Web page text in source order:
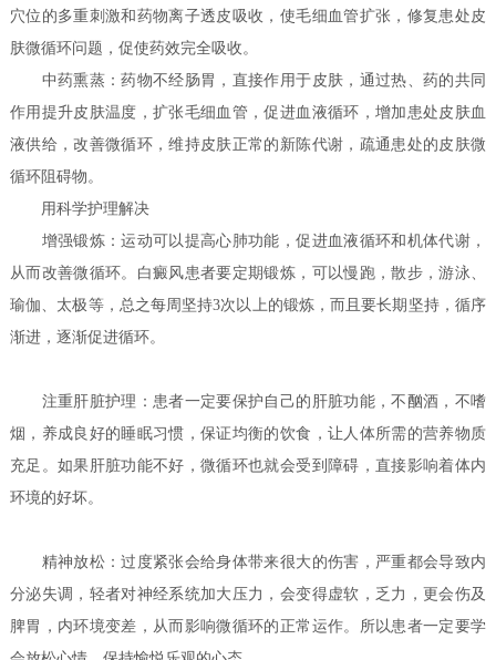
穴位的多重刺激和药物离子透皮吸收，使毛细血管扩张，修复患处皮
肤微循环问题，促使药效完全吸收。
中药熏蒸：药物不经肠胃，直接作用于皮肤，通过热、药的共同
作用提升皮肤温度，扩张毛细血管，促进血液循环，增加患处皮肤血
液供给，改善微循环，维持皮肤正常的新陈代谢，疏通患处的皮肤微
循环阻碍物。
用科学护理解决
增强锻炼：运动可以提高心肺功能，促进血液循环和机体代谢，
从而改善微循环。白癜风患者要定期锻炼，可以慢跑，散步，游泳、
瑜伽、太极等，总之每周坚持3次以上的锻炼，而且要长期坚持，循序
渐进，逐渐促进循环。
注重肝脏护理：患者一定要保护自己的肝脏功能，不酗酒，不嗜
烟，养成良好的睡眠习惯，保证均衡的饮食，让人体所需的营养物质
充足。如果肝脏功能不好，微循环也就会受到障碍，直接影响着体内
环境的好坏。
精神放松：过度紧张会给身体带来很大的伤害，严重都会导致内
分泌失调，轻者对神经系统加大压力，会变得虚软，乏力，更会伤及
脾胃，内环境变差，从而影响微循环的正常运作。所以患者一定要学